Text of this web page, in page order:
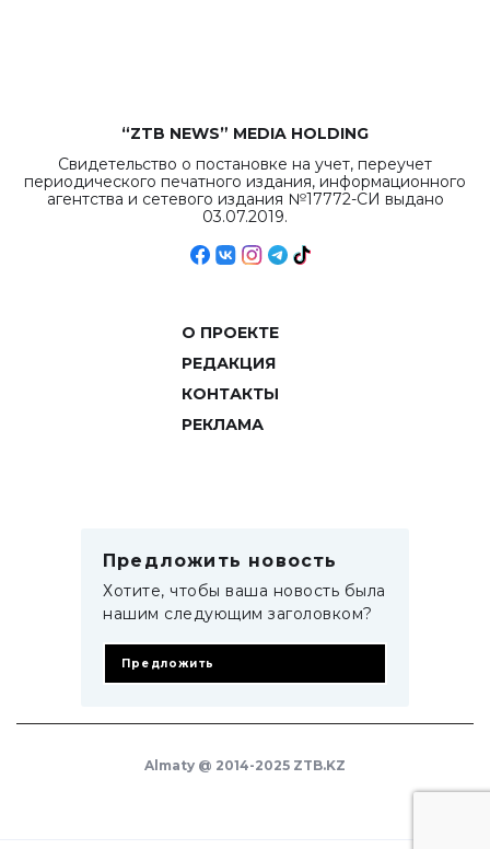
“ZTB NEWS” MEDIA HOLDING
Свидетельство о постановке на учет, переучет
периодического печатного издания, информационного
агентства и сетевого издания №17772-СИ выдано
03.07.2019.
О ПРОЕКТЕ
РЕДАКЦИЯ
КОНТАКТЫ
РЕКЛАМА
Предложить новость
Хотите, чтобы ваша новость была
нашим следующим заголовком?
Предложить
Almaty @ 2014-2025 ZTB.KZ